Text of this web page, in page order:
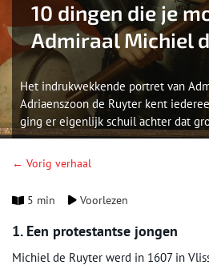
10 dingen die je
Admiraal Michiel
Het indrukwekkende portret van
Adriaenszoon de Ruyter kent
ging er eigenlijk schuil achter dat
← Vorig verhaal
5 min Voorlezen
1. Een protestantse jongen
Michiel de Ruyter werd in 1607 in